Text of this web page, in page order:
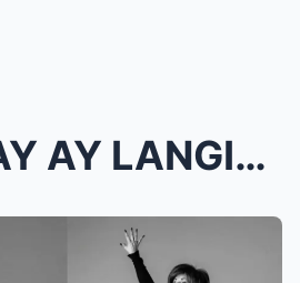
KAPANTAY AY LANGIT, PAALAM NA… Pilita Corral...